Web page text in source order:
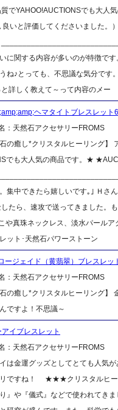
でYAHOO!AUCTIONSでも大
良いと評価してくださいました
に関する内容が多いのが特徴で
ね♪とっても、不思議な気分です
詳しく教えて～って内容のメー
ヘマタイトブレスレット
：天然石アクセサリーFROMS
の癒し*クリスタルヒーリング
でも大人気の商品です。★
集中できたら嬉しいです｡｣ Ｈさ
たら、速攻で送ってきました
や真珠ネックレス、淡水パール
ット･天然石パワーストーン
ージェイド（黄翡翠）ブレスレッ
：天然石アクセサリーFROMS
の癒し*クリスタルヒーリング】
ですよ！不思議～
イブレスレット
：天然石アクセサリーFROMS
は金運グッズとしてとても人気
リですね！ ★★★クリスタルヒ
』や『儀式』などで使われてき